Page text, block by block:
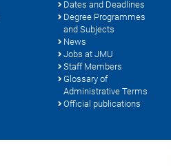
Dates and Deadlines
Degree Programmes
and Subjects
News
Jobs at JMU
Staff Members
Glossary of
Administrative Terms
Official publications